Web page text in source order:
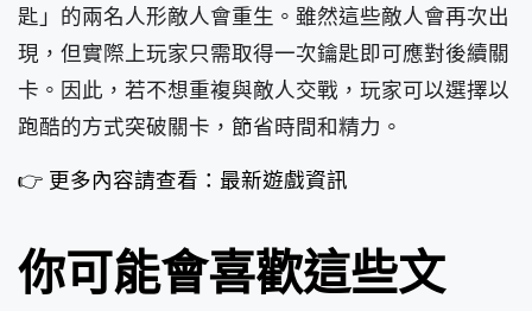
匙」的兩名人形敵人會重生。雖然這些敵人會再次出
現，但實際上玩家只需取得一次鑰匙即可應對後續關
卡。因此，若不想重複與敵人交戰，玩家可以選擇以
跑酷的方式突破關卡，節省時間和精力。
👉 更多內容請查看：最新遊戲資訊
你可能會喜歡這些文